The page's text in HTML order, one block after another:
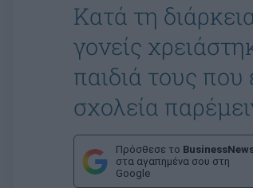
Κατά τη
γονείς
παιδιά τους
σχολεία
Πρόσθεσε το
στα αγαπημένα σου στη
Google